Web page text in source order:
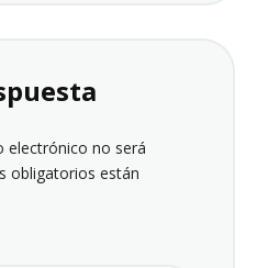
electrónico no será
obligatorios están